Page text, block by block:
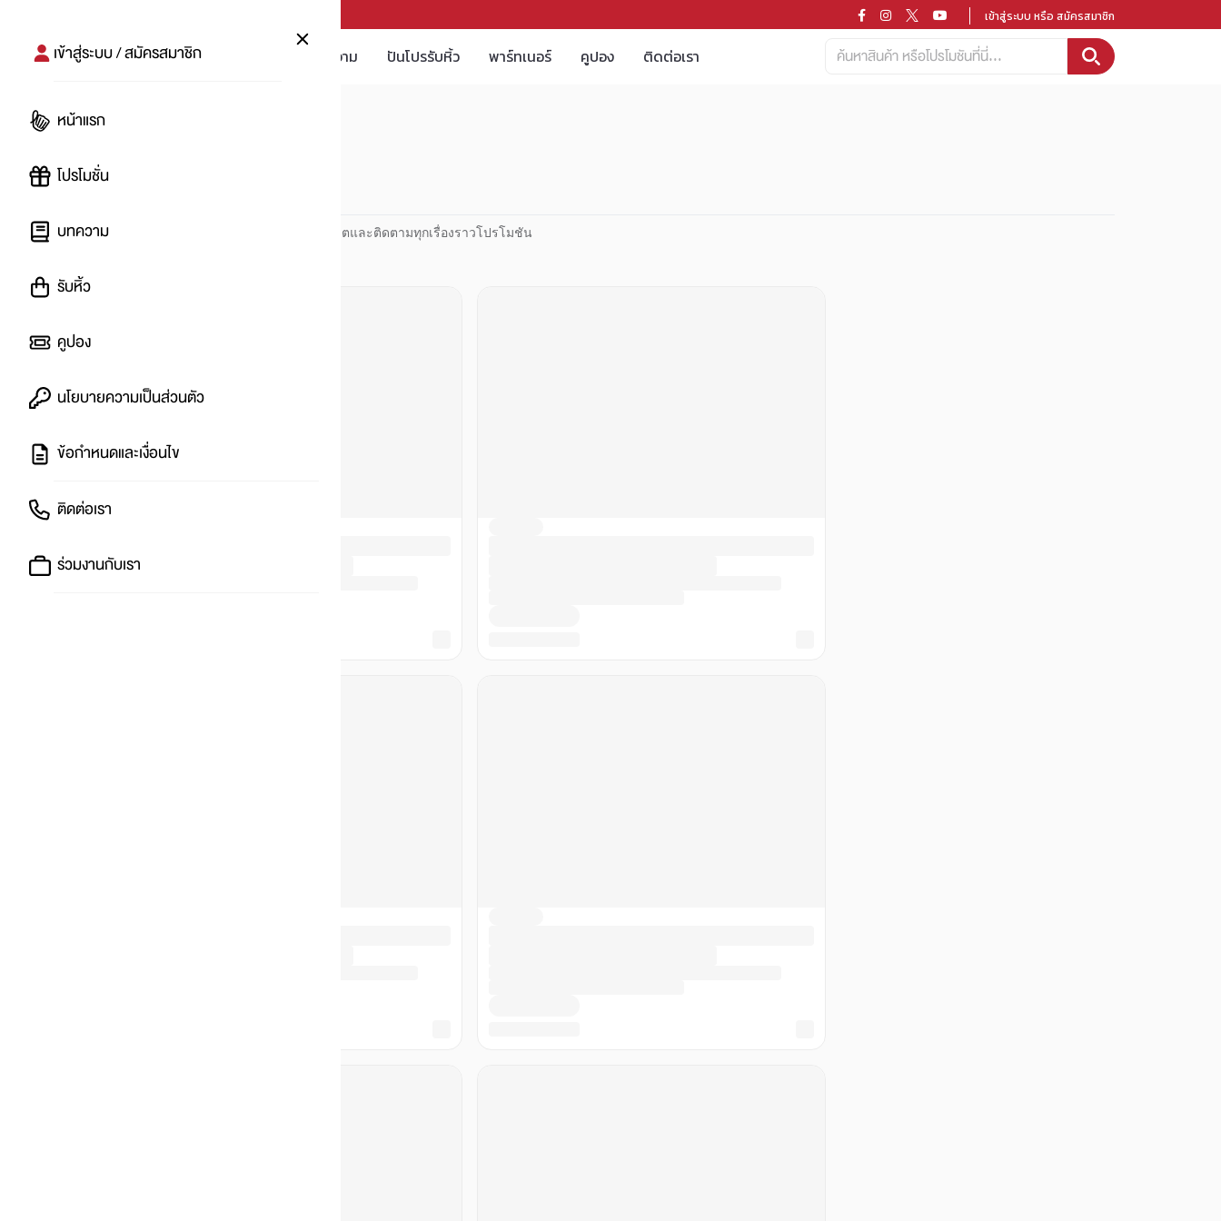
เข้าสู่ระบบ หรือ สมัครสมาชิก
บทความ ปันโปรรับหิ้ว พาร์ทเนอร์ คูปอง ติดต่อเรา
เข้าสู่ระบบ / สมัครสมาชิก
หน้าแรก
โปรโมชั่น
บทความ
รับหิ้ว
คูปอง
นโยบายความเป็นส่วนตัว
ข้อกำหนดและเงื่อนไข
ติดต่อเรา
ร่วมงานกับเรา
#
ปันโปร PUNPRO ที่ 1 ด้านโปรโมชัน อัปเดตและติดตามทุกเรื่องราวโปรโมชัน